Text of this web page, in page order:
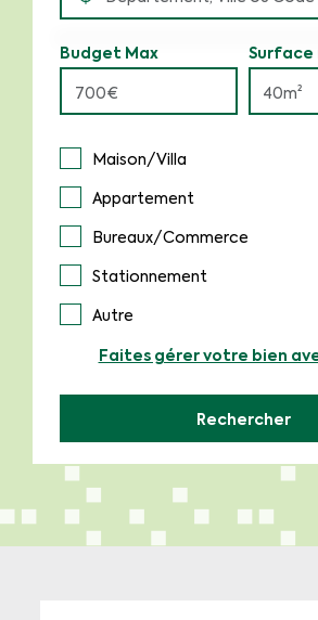
Budget Max Surface
Maison/Villa
Appartement
Bureaux/Commerce
Stationnement
Autre
Faites gérer votre bien
Rechercher